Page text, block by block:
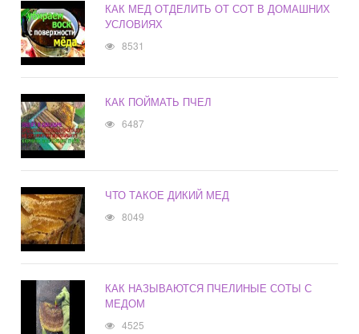
КАК МЕД ОТДЕЛИТЬ ОТ СОТ В ДОМАШНИХ
УСЛОВИЯХ
8531
КАК ПОЙМАТЬ ПЧЕЛ
6487
ЧТО ТАКОЕ ДИКИЙ МЕД
8049
КАК НАЗЫВАЮТСЯ ПЧЕЛИНЫЕ СОТЫ С
МЕДОМ
4525